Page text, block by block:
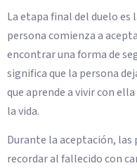
La etapa final del duelo es
persona comienza a
encontrar una forma de
significa que la persona
que aprende a vivir con
la vida.
Durante la aceptación, las
recordar al fallecido con